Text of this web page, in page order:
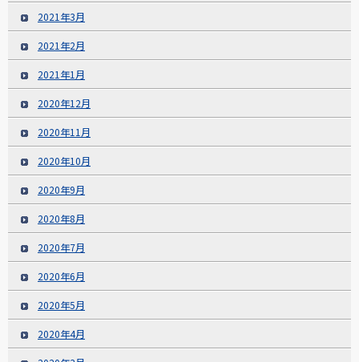
2021年3月
2021年2月
2021年1月
2020年12月
2020年11月
2020年10月
2020年9月
2020年8月
2020年7月
2020年6月
2020年5月
2020年4月